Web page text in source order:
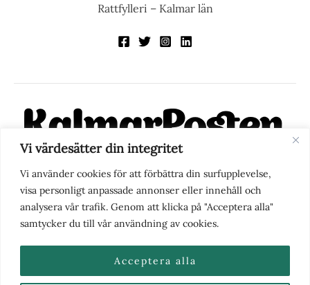
Vi värdesätter din integritet
Vi använder cookies för att förbättra din surfupplevelse,
visa personligt anpassade annonser eller innehåll och
analysera vår trafik. Genom att klicka på "Acceptera alla"
samtycker du till vår användning av cookies.
Acceptera alla
Rattfylleri – Kalmar län
KalmarPosten är en modern lokalnyhetstidning på nätet. Med
fokus på Kalmarregionen, men också med blick för det större
perspektivet, vill vi vara din självklara kanal för nyheter,
berättelser och engagemang. KalmarPosten grundades 1988 och
fick nya ägare 2025.